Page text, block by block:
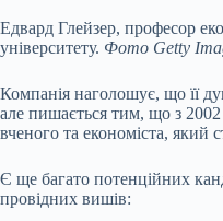
Едвард Глейзер, професор
університету. Фото Getty
Компанія наголошує, що її
але пишається тим, що з
вченого та економіста, який
Є ще багато потенційних
провідних вишів: